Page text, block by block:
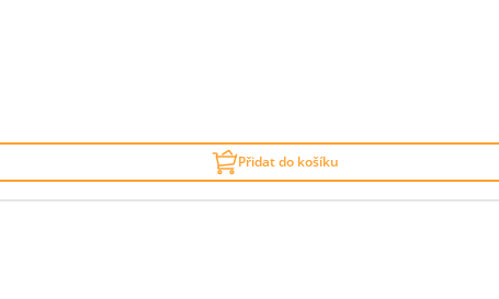
Přidat do košíku